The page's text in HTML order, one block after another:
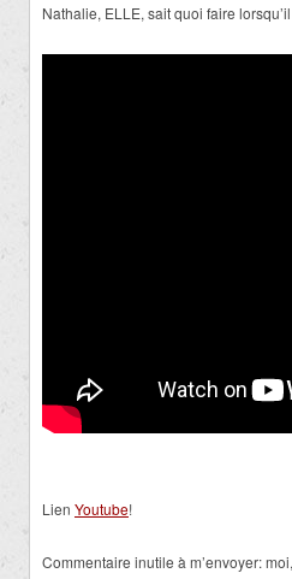
Nathalie, ELLE, sait quoi faire
Lien Youtube!
Commentaire inutile à m’envoyer: